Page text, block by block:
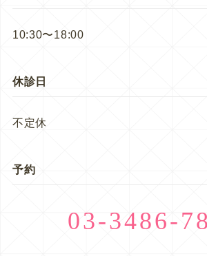
10:30〜18:00
休診日
不定休
予約
03-3486-